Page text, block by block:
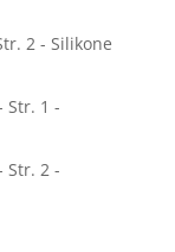
2 - Silikone
Str. 1 -
Str. 2 -